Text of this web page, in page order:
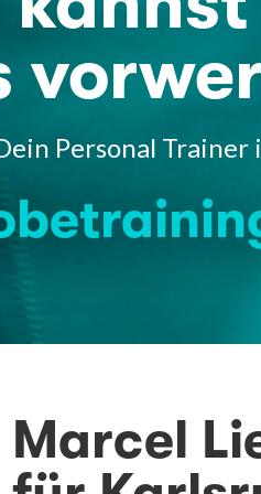
Personal Trainer
Marcel